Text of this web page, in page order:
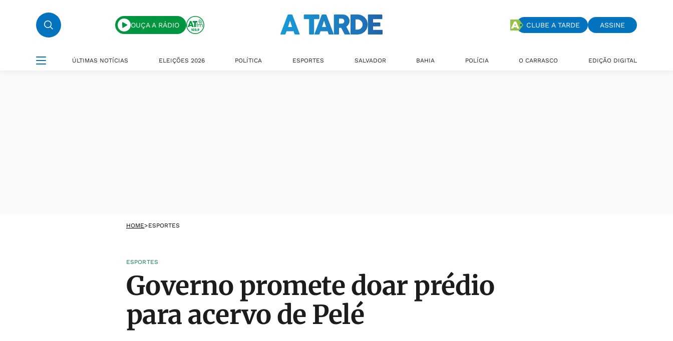
OUÇA A RÁDIO CLUBE A TARDE ASSINE
ÚLTIMAS NOTÍCIAS ELEIÇÕES 2026 POLÍTICA ESPORTES SALVADOR BAHIA POLÍCIA O CARRASCO EDIÇÃO DIGITAL
HOME>ESPORTES
ESPORTES
Governo promete doar prédio
para acervo de Pelé